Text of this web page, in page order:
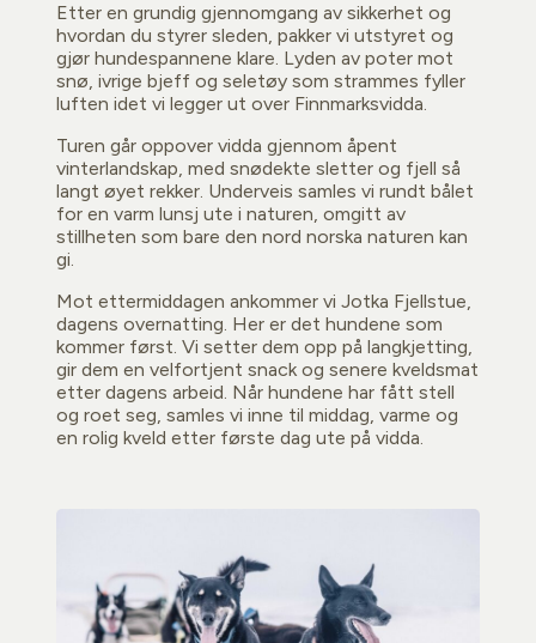
Etter en grundig gjennomgang av sikkerhet og
hvordan du styrer sleden, pakker vi utstyret og
gjør hundespannene klare. Lyden av poter mot
snø, ivrige bjeff og seletøy som strammes fyller
luften idet vi legger ut over Finnmarksvidda.
Turen går oppover vidda gjennom åpent
vinterlandskap, med snødekte sletter og fjell så
langt øyet rekker. Underveis samles vi rundt bålet
for en varm lunsj ute i naturen, omgitt av
stillheten som bare den nord norska naturen kan
gi.
Mot ettermiddagen ankommer vi Jotka Fjellstue,
dagens overnatting. Her er det hundene som
kommer først. Vi setter dem opp på langkjetting,
gir dem en velfortjent snack og senere kveldsmat
etter dagens arbeid. Når hundene har fått stell
og roet seg, samles vi inne til middag, varme og
en rolig kveld etter første dag ute på vidda.